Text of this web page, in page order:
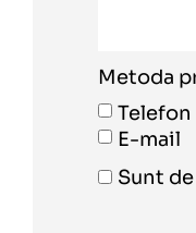
Metoda
Telefon
E-mail
Sunt